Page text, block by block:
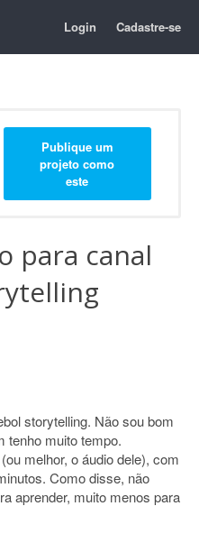
Login Cadastre-se
Publique um
projeto como
este
para canal
storytelling. Não sou bom
tenho muito tempo.
melhor, o áudio dele), com
Como disse, não
aprender, muito menos para